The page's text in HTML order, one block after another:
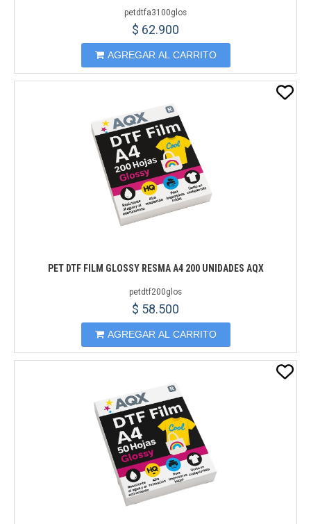
petdtfa3100glos
$ 62.900
AGREGAR AL CARRITO
PET DTF FILM GLOSSY RESMA A4 200 UNIDADES AQX
petdtf200glos
$ 58.500
AGREGAR AL CARRITO